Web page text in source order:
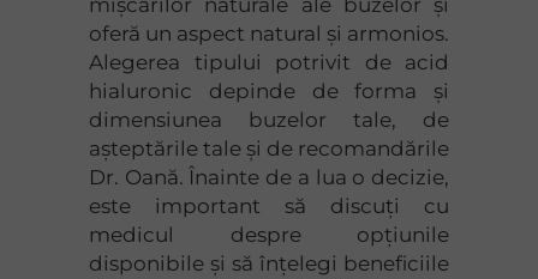
mișcărilor naturale ale buzelor și
oferă un aspect natural și armonios.
Alegerea tipului potrivit de acid
hialuronic depinde de forma și
dimensiunea buzelor tale, de
așteptările tale și de recomandările
Dr. Oană. Înainte de a lua o decizie,
este important să discuți cu
medicul despre opțiunile
disponibile și să înțelegi beneficiile